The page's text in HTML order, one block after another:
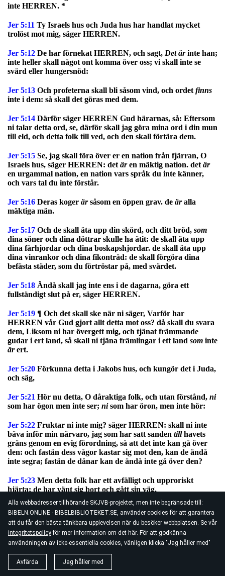
Alla webbadresser tillhörande SKJVB-projektet, men inte begränsade till:
BIBELN.ONLINE - BIBELBIBLIOTEKET.SE, använder cookies för att garantera
att du får den bästa tänkbara upplevelsen när du besöker webbplatsen. Se vår
integritetspolicyför mer information om det här. För att godkänna
användningen av icke-essentiella cookies, vänligen klicka "Jag håller med"
Avfärda Jag håller med
inte HERREN. *
Jer 5:11 Ty Israels hus och Juda hus har handlat mycket
trolöst mot mig, säger HERREN.
Jer 5:12 De har förnekat HERREN, och sagt, Det ärinte han;
inte heller skall något ont komma över oss; vi skall inte se
svärd eller hungersnöd:
Jer 5:13 Och profeterna skall bli såsom vind, och ordet finns
inte i dem: så skall det göras med dem.
Jer 5:14 Därför säger HERREN Gud härarnas, så: Eftersom
ni talar detta ord, se, därför skall jag göra mina ord i din mun
till eld, och detta folk till ved, och den skall förtära dem.
Jer 5:15 Se, jag skall föra över er en nation från fjärran, O
Israels hus, säger HERREN: det ären mäktig nation. det är
en urgammal nation, en nation vars språk du inte känner,
och vars tal du inte förstår.
Jer 5:16 Deras koger ärsåsom en öppen grav. de äralla
mäktiga män.
Jer 5:17 Och de skall äta upp din skörd, och ditt bröd, som
dina söner och dina döttrar skulle ha ätit: de skall äta upp
dina fårhjordar och dina boskapshjordar. de skall äta upp
dina vinrankor och dina fikonträd: de skall förgöra dina
befästa städer, som du förtröstar på, med svärdet.
Jer 5:18 Ändå skall jag inte ens i de dagarna, göra ett
fullständigt slut på er, säger HERREN.
Jer 5:19 ¶ Och det skall ske när ni säger, Varför har
HERREN vår Gud gjort allt detta mot oss? då skall du svara
dem, Liksom ni har övergett mig, och tjänat främmande
gudar i ert land, så skall ni tjäna främlingar i ett land som inte
ärert.
Jer 5:20 Förkunna detta i Jakobs hus, och kungör det i Juda,
och säg,
Jer 5:21 Hör nu detta, O dåraktiga folk, och utan förstånd, ni
som har ögon men inte ser; nisom har öron, men inte hör:
Jer 5:22 Fruktar ni inte mig? säger HERREN: skall ni inte
bäva inför min närvaro, jag som har satt sanden tillhavets
gräns genom en evig förordning, så att det inte kan gå över
den: och fastän dess vågor kastar sig mot den, kan de ändå
inte segra; fastän de dånar kan de ändå inte gå över den?
Jer 5:23 Men detta folk har ett avfälligt och upproriskt
hjärta; de har vänt sig bort och gått sin väg.
Jer 5:24Inte heller säger de i sina hjärtan, Låt oss nu frukta
HERREN vår Gud, som ger regn, både det förra och det
senare, i dess tid: han bevarar åt oss de bestämda veckorna
för skörden.
Jer 5:25¶ Era missgärningar har vänt bort dessa
era synder har hållit godating